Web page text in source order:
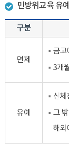
민방위교육 유
구분
면제
금고
3개
유예
신체
그
해외